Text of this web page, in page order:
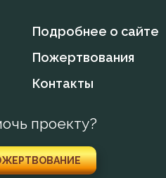
Подробнее о сайте
Пожертвования
Контакты
проекту?